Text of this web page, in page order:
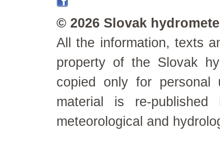
© 2026 Slovak
All the information, texts
property of the Slovak
copied only for personal
material is re-
meteorological and